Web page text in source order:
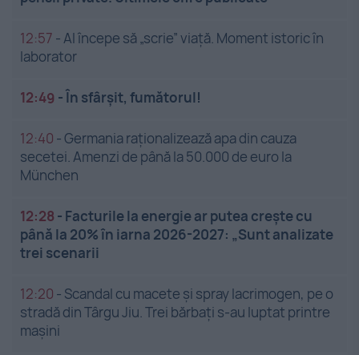
12:57 -AI începe să „scrie” viață. Moment istoric în
laborator
12:49 -În sfârșit, fumătorul!
12:40 -Germania raționalizează apa din cauza
secetei. Amenzi de până la 50.000 de euro la
München
12:28 - Facturile la energie ar putea crește cu
până la 20% în iarna 2026-2027: „Sunt analizate
trei scenarii
12:20 - Scandal cu macete și spray lacrimogen, pe o
stradă din Târgu Jiu. Trei bărbați s-au luptat printre
mașini